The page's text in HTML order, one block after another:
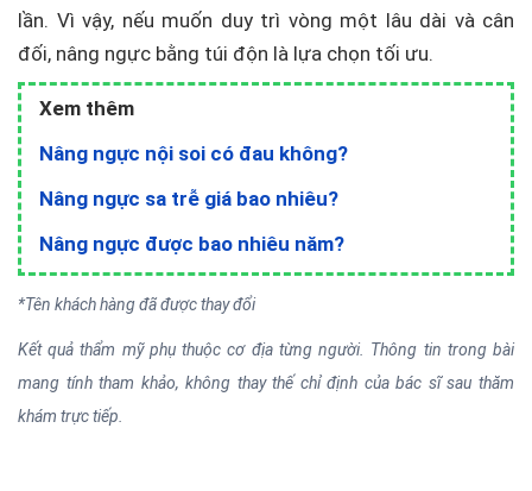
lần. Vì vậy, nếu muốn duy trì vòng một lâu dài và cân
đối, nâng ngực bằng túi độn là lựa chọn tối ưu.
Xem thêm
Nâng ngực nội soi có đau không?
Nâng ngực sa trễ giá bao nhiêu?
Nâng ngực được bao nhiêu năm?
*Tên khách hàng đã được thay đổi
Kết quả thẩm mỹ phụ thuộc cơ địa từng người. Thông tin trong bài
mang tính tham khảo, không thay thế chỉ định của bác sĩ sau thăm
khám trực tiếp.